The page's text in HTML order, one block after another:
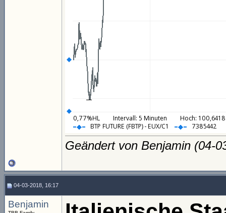
Geändert von Benjamin (04-
04-03-2018, 16:17
Benjamin